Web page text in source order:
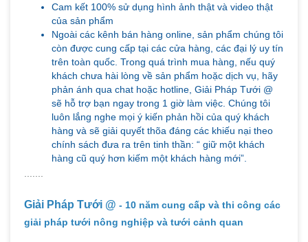
Cam kết 100% sử dụng hình ảnh thật và video thật
của sản phẩm
Ngoài các kênh bán hàng online, sản phẩm chúng tôi
còn được cung cấp tại các cửa hàng, các đại lý uy tín
trên toàn quốc. Trong quá trình mua hàng, nếu quý
khách chưa hài lòng về sản phẩm hoặc dịch vụ, hãy
phản ánh qua chat hoặc hotline, Giải Pháp Tưới @
sẽ hỗ trợ bạn ngay trong 1 giờ làm việc. Chúng tôi
luôn lắng nghe mọi ý kiến phản hồi của quý khách
hàng và sẽ giải quyết thõa đáng các khiếu nại theo
chính sách đưa ra trên tinh thần: “ giữ một khách
hàng cũ quý hơn kiếm một khách hàng mới”.
.......
Giải Pháp Tưới @ - 10 năm cung cấp và thi công các
giải pháp tưới nông nghiệp và tưới cảnh quan